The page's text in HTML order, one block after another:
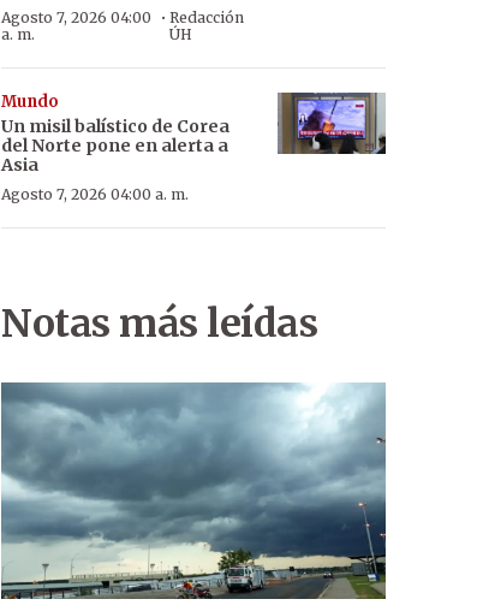
Agosto 7, 2026 04:00
a. m.
· Redacción
ÚH
Mundo
Un misil balístico de Corea
del Norte pone en alerta a
Asia
Agosto 7, 2026 04:00 a. m.
Notas más leídas